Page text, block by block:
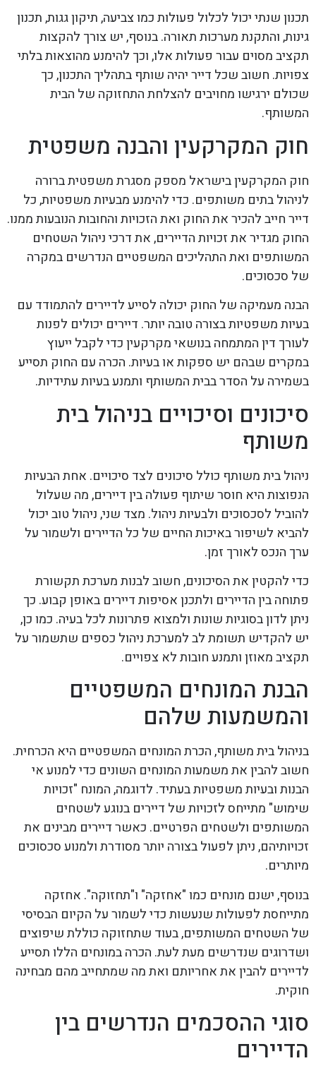
תכנון שנתי יכול לכלול פעולות כמו צביעה, תיקון גגות, תכנון
גינות, והתקנת מערכות תאורה. בנוסף, יש צורך להקצות
תקציב מסוים עבור פעולות אלו, וכך להימנע מהוצאות בלתי
צפויות. חשוב שכל דייר יהיה שותף בתהליך התכנון, כך
שכולם ירגישו מחויבים להצלחת התחזוקה של הבית
המשותף.
חוק המקרקעין והבנה משפטית
חוק המקרקעין בישראל מספק מסגרת משפטית ברורה
לניהול בתים משותפים. כדי להימנע מבעיות משפטיות, כל
דייר חייב להכיר את החוק ואת הזכויות והחובות הנובעות ממנו.
החוק מגדיר את זכויות הדיירים, את דרכי ניהול השטחים
המשותפים ואת התהליכים המשפטיים הנדרשים במקרה
של סכסוכים.
הבנה מעמיקה של החוק יכולה לסייע לדיירים להתמודד עם
בעיות משפטיות בצורה טובה יותר. דיירים יכולים לפנות
לעורך דין המתמחה בנושאי מקרקעין כדי לקבל ייעוץ
במקרים שבהם יש ספקות או בעיות. הכרה עם החוק תסייע
בשמירה על הסדר בבית המשותף ותמנע בעיות עתידיות.
סיכונים וסיכויים בניהול בית
משותף
ניהול בית משותף כולל סיכונים לצד סיכויים. אחת הבעיות
הנפוצות היא חוסר שיתוף פעולה בין דיירים, מה שעלול
להוביל לסכסוכים ולבעיות ניהול. מצד שני, ניהול טוב יכול
להביא לשיפור באיכות החיים של כל הדיירים ולשמור על
ערך הנכס לאורך זמן.
כדי להקטין את הסיכונים, חשוב לבנות מערכת תקשורת
פתוחה בין הדיירים ולתכנן אסיפות דיירים באופן קבוע. כך
ניתן לדון בסוגיות שונות ולמצוא פתרונות לכל בעיה. כמו כן,
יש להקדיש תשומת לב למערכת ניהול כספים שתשמור על
תקציב מאוזן ותמנע חובות לא צפויים.
הבנת המונחים המשפטיים
והמשמעות שלהם
בניהול בית משותף, הכרת המונחים המשפטיים היא הכרחית.
חשוב להבין את משמעות המונחים השונים כדי למנוע אי
הבנות ובעיות משפטיות בעתיד. לדוגמה, המונח "זכויות
שימוש" מתייחס לזכויות של דיירים בנוגע לשטחים
המשותפים ולשטחים הפרטיים. כאשר דיירים מבינים את
זכויותיהם, ניתן לפעול בצורה יותר מסודרת ולמנוע סכסוכים
מיותרים.
בנוסף, ישנם מונחים כמו "אחזקה" ו"תחזוקה". אחזקה
מתייחסת לפעולות שנעשות כדי לשמור על הקיום הבסיסי
של השטחים המשותפים, בעוד שתחזוקה כוללת שיפוצים
ושדרוגים שנדרשים מעת לעת. הכרה במונחים הללו תסייע
לדיירים להבין את אחריותם ואת מה שמתחייב מהם מבחינה
חוקית.
סוגי ההסכמים הנדרשים בין
הדיירים